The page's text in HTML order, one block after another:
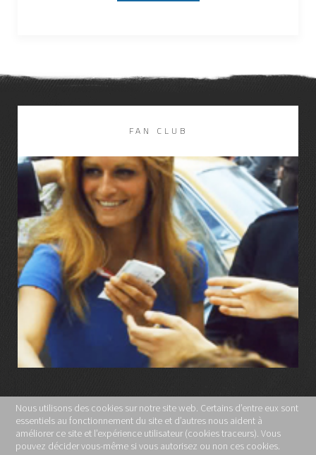
FAN CLUB
LIRE LA SUITE
MENTIONS LÉGALES
POLITIQUE DE CONFIDENTIALITÉ
Nous utilisons des cookies sur notre site web. Certains d’entre eux sont
essentiels au fonctionnement du site et d’autres nous aident à
améliorer ce site et l’expérience utilisateur (cookies traceurs). Vous
pouvez décider vous-même si vous autorisez ou non ces cookies.